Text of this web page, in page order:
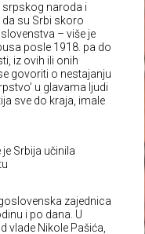
srpskog naroda i
da su Srbi skoro
– više je
posle 1918. pa do
iz ovih ili onih
govoriti o nestajanju
u glavama ljudi
sve do kraja, imale
Srbija učinila
zajednica
i po dana. U
vlade Nikole Pašića,